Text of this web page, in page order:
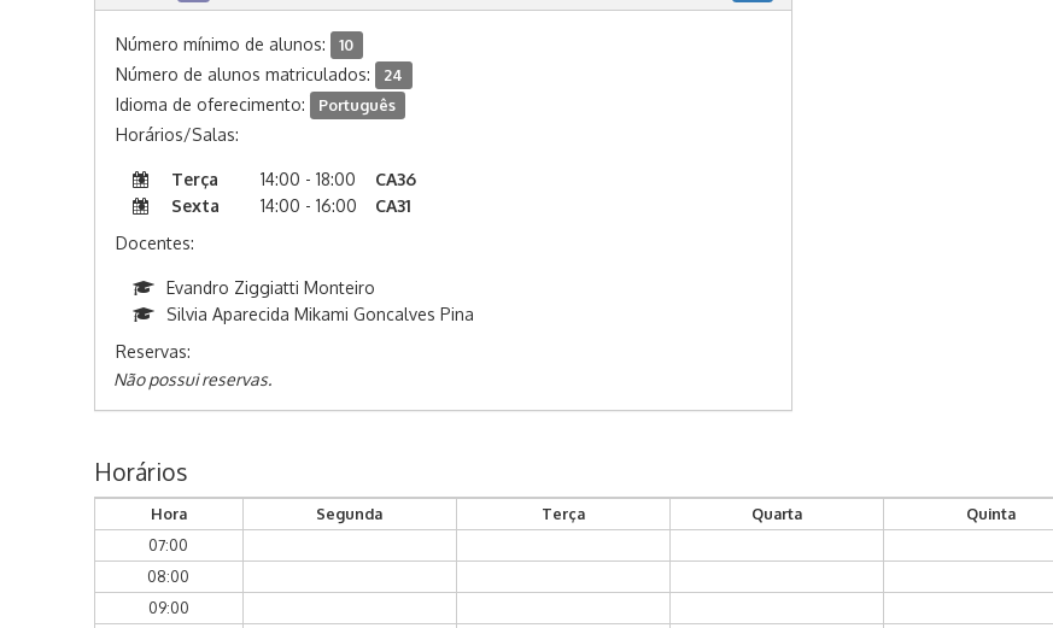
Número mínimo de alunos: 10
Número de alunos matriculados: 24
Idioma de oferecimento: Português
Horários/Salas:
Terça 14:00 - 18:00
CA36
Sexta
14:00 - 16:00
CA31
Docentes:
Evandro Ziggiatti Monteiro
Silvia Aparecida Mikami Goncalves Pina
Reservas:
Não possui reservas.
Horários
Hora Segunda Terça Quarta Quinta
07:00
08:00
09:00